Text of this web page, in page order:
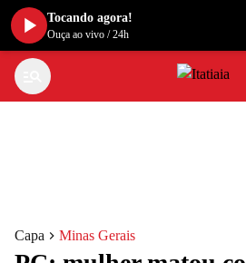
Capa Minas Gerais
Tocando agora!
Ouça ao vivo /24h